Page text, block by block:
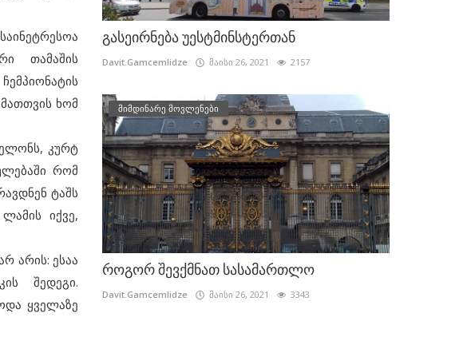
თამაშის
ხომ
კურტ
რომ
ტაშს
იქვე,
არის: ესაა
შედეგი.
ყველაზე
გასეირნება უესტმინსტერთან
Davit.Gamcemlidze მაისი 26, 2021 2157
მიმდინარე მოვლენები
როგორ შევქმნათ სასამართლო
Davit.Gamcemlidze მაისი 26, 2021 3343